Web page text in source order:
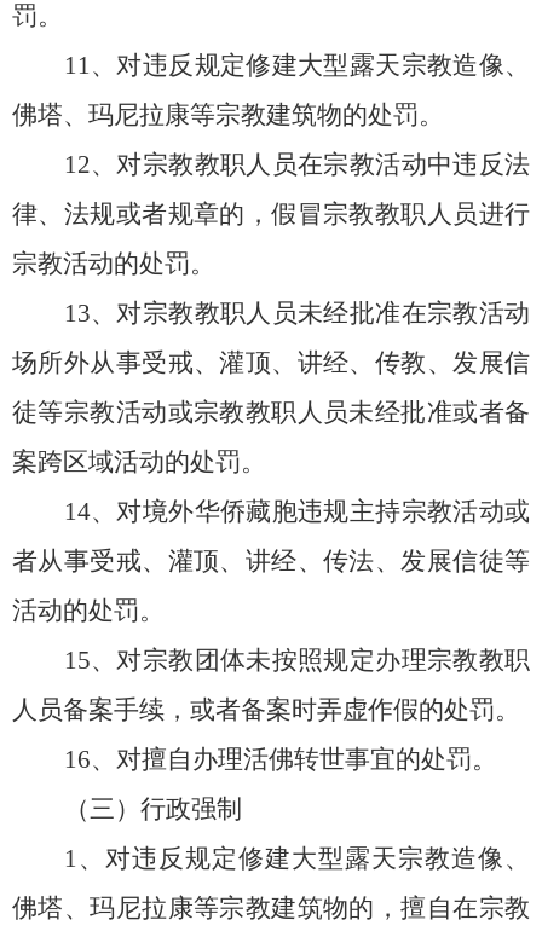
罚。
11、对违反规定修建大型露天宗教造像、
佛塔、玛尼拉康等宗教建筑物的处罚。
12、对宗教教职人员在宗教活动中违反法
律、法规或者规章的，假冒宗教教职人员进行
宗教活动的处罚。
13、对宗教教职人员未经批准在宗教活动
场所外从事受戒、灌顶、讲经、传教、发展信
徒等宗教活动或宗教教职人员未经批准或者备
案跨区域活动的处罚。
14、对境外华侨藏胞违规主持宗教活动或
者从事受戒、灌顶、讲经、传法、发展信徒等
活动的处罚。
15、对宗教团体未按照规定办理宗教教职
人员备案手续，或者备案时弄虚作假的处罚。
16、对擅自办理活佛转世事宜的处罚。
（三）行政强制
1、对违反规定修建大型露天宗教造像、
佛塔、玛尼拉康等宗教建筑物的，擅自在宗教